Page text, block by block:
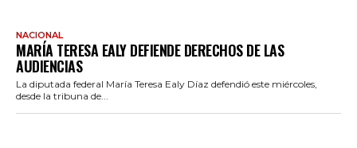
NACIONAL
MARÍA TERESA EALY DEFIENDE DERECHOS DE LAS
AUDIENCIAS
La diputada federal María Teresa Ealy Díaz defendió este miércoles,
desde la tribuna de...